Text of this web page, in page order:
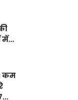
में
पर
कम